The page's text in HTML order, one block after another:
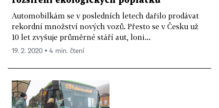
Automobilkám se v posledních letech dařilo prodávat
rekordní množství nových vozů. Přesto se v Česku už
10 let zvyšuje průměrné stáří aut, loni...
19. 2. 2020 ▪ 4 min. čtení